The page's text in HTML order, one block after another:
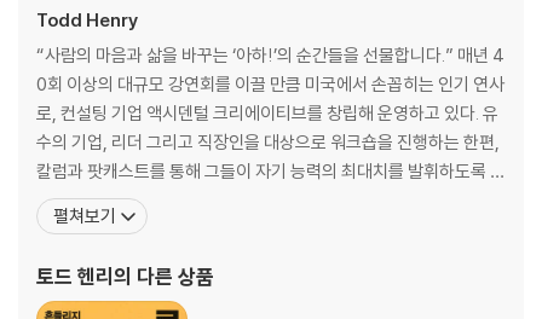
주변 세계가 혼란스러우면 당신의 작업도 혼돈이 된다.
9월 가까운 곳에서 영감을 찾는 시간
뛰어나고 기발한 아이디어는 일관된 흐름 속에 등장한다.
10월 내 안의 숨은 가능성을 발견하는 시간
현명한 판단은 무모한 도전과 함께해야 가장 빛난다.
11월 시간과 에너지를 건강하게 규정하는 시간
12월 더 나은 곳으로 나아가기 위해 준비하는 시간
맺음말
Todd Henry
“사람의 마음과 삶을 바꾸는 ‘아하!’의 순간들을 선물합니다.” 매년 4
0회 이상의 대규모 강연회를 이끌 만큼 미국에서 손꼽히는 인기 연사
로, 컨설팅 기업 액시덴털 크리에이티브를 창립해 운영하고 있다. 유
수의 기업, 리더 그리고 직장인을 대상으로 워크숍을 진행하는 한편,
칼럼과 팟캐스트를 통해 그들이 자기 능력의 최대치를 발휘하도록 돕
고 있다. 2005년 시작해 누적 다운로드 1200만 회를 돌파한 팟캐스
트 ‘더 액시덴털 크리에이티브(The Accidental Creative)’에서 최
있다. 창의성, 생산성, 동
펼쳐보기
토드 헨리 의 다른 상품